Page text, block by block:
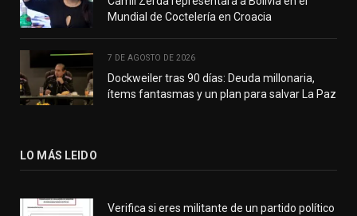
Mundial de Coctelería en Croacia
7 DE AGOSTO DE 2026
Dockweiler tras 90 días: Deuda millonaria,
ítems fantasmas y un plan para salvar La Paz
LO MÁS LEIDO
Verifica si eres militante de un partido político